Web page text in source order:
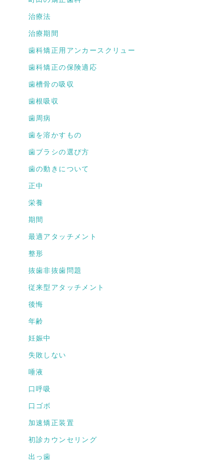
治療法
治療期間
歯科矯正用アンカースクリュー
歯科矯正の保険適応
歯槽骨の吸収
歯根吸収
歯周病
歯を溶かすもの
歯ブラシの選び方
歯の動きについて
正中
栄養
期間
最適アタッチメント
整形
抜歯非抜歯問題
従来型アタッチメント
後悔
年齢
妊娠中
失敗しない
唾液
口呼吸
口ゴボ
加速矯正装置
初診カウンセリング
出っ歯